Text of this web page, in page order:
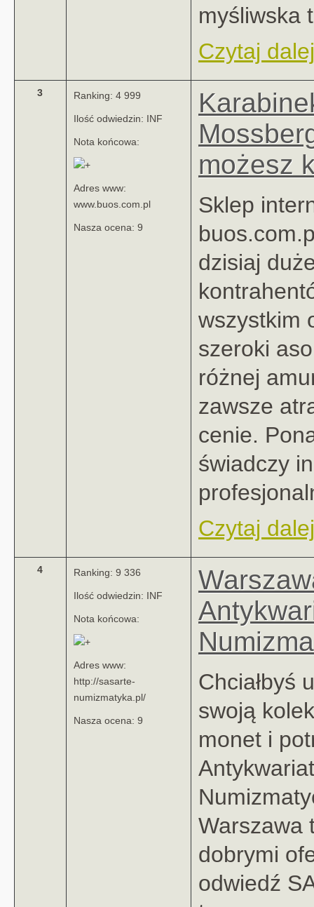
myśliwska
Czytaj
3 Ranking: 4 999
Ilość odwiedzin: INF
Nota końcowa:
Adres www:
www.buos.com.pl
Nasza ocena: 9
możesz
Sklep
dzisiaj
wszystkim
szeroki
różnej
zawsze
cenie.
świadczy
Czytaj
4 Ranking: 9 336
Ilość odwiedzin: INF
Nota końcowa:
Adres www:
http://sasarte-
numizmatyka.pl/
Nasza ocena: 9
Chciałbyś
swoją
monet i
Antykwariat
Warszawa
dobrymi
odwiedź